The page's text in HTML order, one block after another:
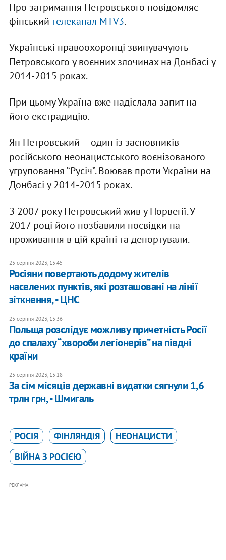
Про затримання Петровського повідомляє
фінський телеканал MTV3.
Українські правоохоронці звинувачують
Петровського у воєнних злочинах на Донбасі у
2014-2015 роках.
При цьому Україна вже надіслала запит на
його екстрадицію.
Ян Петровський — один із засновників
російського неонацистського воєнізованого
угруповання “Русіч”. Воював проти України на
Донбасі у 2014-2015 роках.
З 2007 року Петровський жив у Норвегії. У
2017 році його позбавили посвідки на
проживання в цій країні та депортували.
25 серпня 2023, 15:45
Росіяни повертають додому жителів
населених пунктів, які розташовані на лінії
зіткнення, - ЦНС
25 серпня 2023, 15:36
Польща розслідує можливу причетність Росії
до спалаху “хвороби легіонерів” на півдні
країни
25 серпня 2023, 15:18
За сім місяців державні видатки сягнули 1,6
трлн грн, - Шмигаль
РОСІЯ ФІНЛЯНДІЯ
НЕОНАЦИСТИ
ВІЙНА З РОСІЄЮ
РЕКЛАМА